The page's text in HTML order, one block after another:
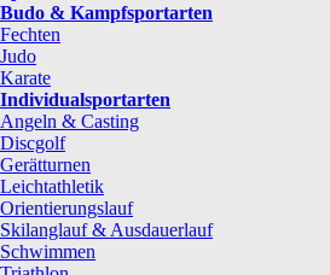
Budo & Kampfsportarten
Fechten
Judo
Karate
Individualsportarten
Angeln & Casting
Discgolf
Gerätturnen
Leichtathletik
Orientierungslauf
Skilanglauf & Ausdauerlauf
Schwimmen